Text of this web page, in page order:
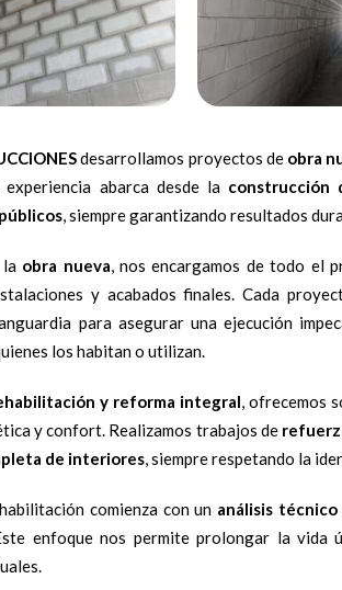
desarrollamos proyectos de obra
abarca desde la construcción
, siempre garantizando resultados
la obra nueva , nos encargamos de todo el
y acabados finales. Cada
para asegurar una ejecución
los habitan o utilizan.
y reforma integral , ofrecemos
y confort. Realizamos trabajos de
de interiores , siempre respetando la
comienza con un análisis
enfoque nos permite prolongar la